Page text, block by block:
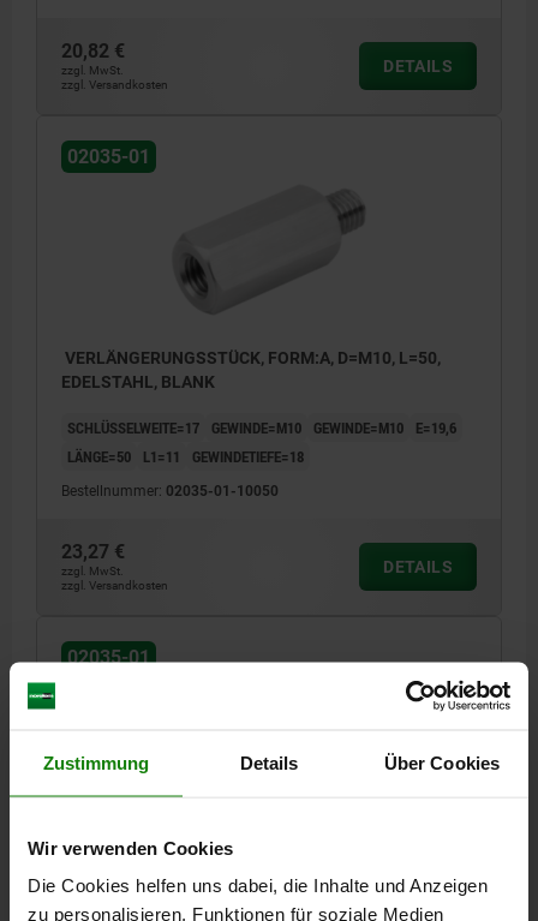
Zustimmung Details Über Cookies
Wir verwenden Cookies
Die Cookies helfen uns dabei, die Inhalte und Anzeigen
zu personalisieren, Funktionen für soziale Medien
20,82 €
zzgl. MwSt.
zzgl. Versandkosten
DETAILS
02035-01
VERLÄNGERUNGSSTÜCK, FORM:A, D=M10, L=50,
EDELSTAHL, BLANK
SCHLÜSSELWEITE=17 GEWINDE=M10 GEWINDE=M10
E=19,6
LÄNGE=50
L1=11 GEWINDETIEFE=18
Bestellnummer: 02035-01-10050
23,27 €
zzgl. MwSt.
zzgl. Versandkosten
DETAILS
02035-01
VERLÄNGERUNGSSTÜCK, FORM:A, D=M10, L=100,
EDELSTAHL, BLANK